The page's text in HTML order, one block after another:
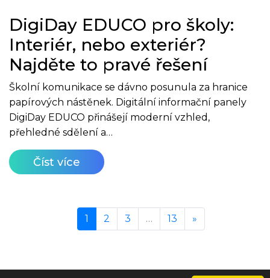
DigiDay EDUCO pro školy:
Interiér, nebo exteriér?
Najděte to pravé řešení
Školní komunikace se dávno posunula za hranice
papírových nástěnek. Digitální informační panely
DigiDay EDUCO přinášejí moderní vzhled,
přehledné sdělení a…
Číst více
1 2 3 … 13
»